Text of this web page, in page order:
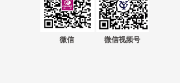
微信 微信视频号